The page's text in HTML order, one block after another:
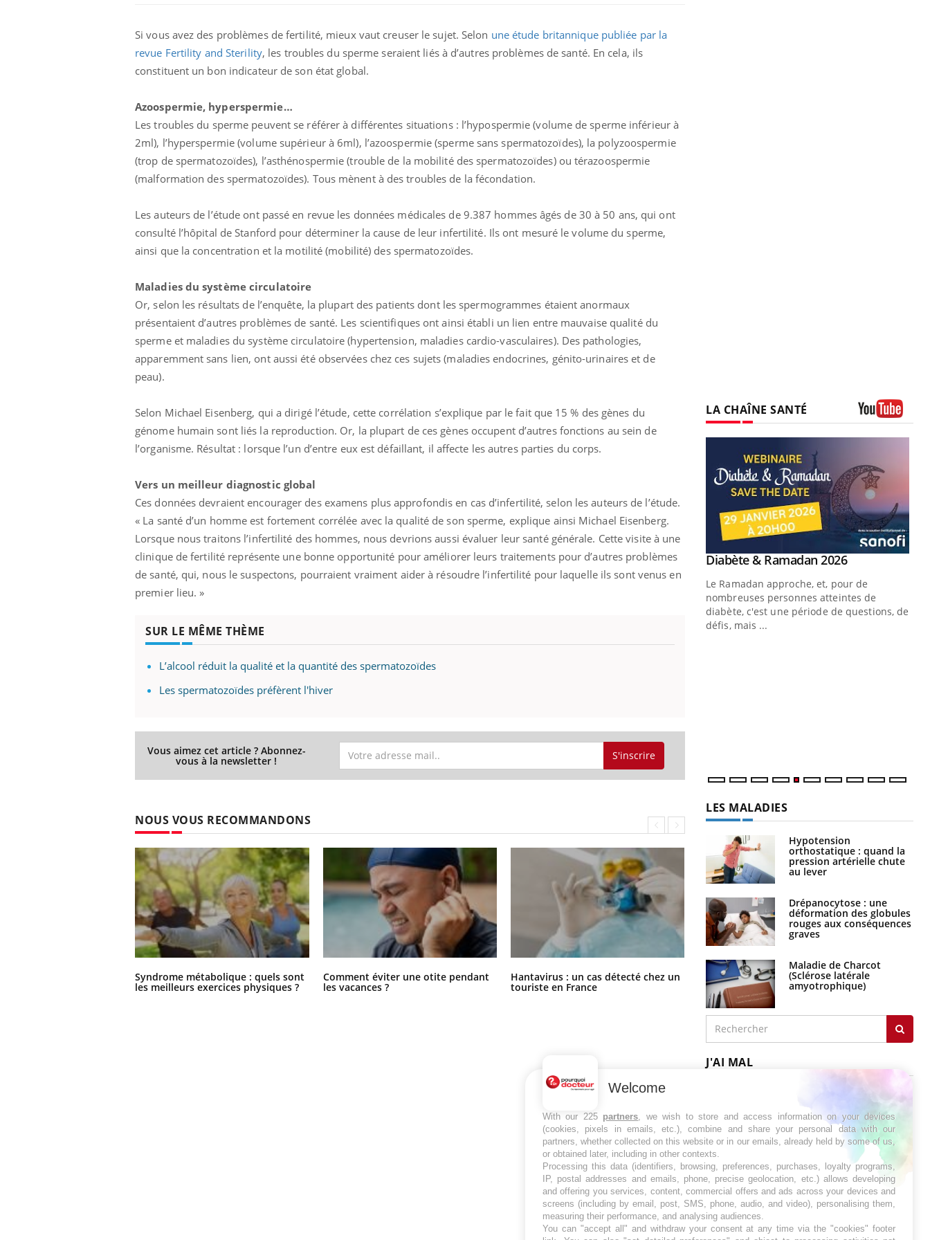
Si vous avez des problèmes de fertilité, mieux vaut creuser le sujet. Selon une étude britannique publiée par la
revue Fertility and Sterility, les troubles du sperme seraient liés à d’autres problèmes de santé. En cela, ils
constituent un bon indicateur de son état global.
Azoospermie, hyperspermie…
Les troubles du sperme peuvent se référer à différentes situations : l’hypospermie (volume de sperme inférieur à
2ml), l’hyperspermie (volume supérieur à 6ml), l’azoospermie (sperme sans spermatozoïdes), la polyzoospermie
(trop de spermatozoïdes), l’asthénospermie (trouble de la mobilité des spermatozoïdes) ou térazoospermie
(malformation des spermatozoïdes). Tous mènent à des troubles de la fécondation.
Les auteurs de l’étude ont passé en revue les données médicales de 9.387 hommes âgés de 30 à 50 ans, qui ont
consulté l’hôpital de Stanford pour déterminer la cause de leur infertilité. Ils ont mesuré le volume du sperme,
ainsi que la concentration et la motilité (mobilité) des spermatozoïdes.
Maladies du système circulatoire
Or, selon les résultats de l’enquête, la plupart des patients dont les spermogrammes étaient anormaux
présentaient d’autres problèmes de santé. Les scientifiques ont ainsi établi un lien entre mauvaise qualité du
sperme et maladies du système circulatoire (hypertension, maladies cardio-vasculaires). Des pathologies,
apparemment sans lien, ont aussi été observées chez ces sujets (maladies endocrines, génito-urinaires et de
peau).
Selon Michael Eisenberg, qui a dirigé l’étude, cette corrélation s’explique par le fait que 15 % des gènes du
génome humain sont liés la reproduction. Or, la plupart de ces gènes occupent d’autres fonctions au sein de
l’organisme. Résultat : lorsque l’un d’entre eux est défaillant, il affecte les autres parties du corps.
Vers un meilleur diagnostic global
Ces données devraient encourager des examens plus approfondis en cas d’infertilité, selon les auteurs de l’étude.
« La santé d’un homme est fortement corrélée avec la qualité de son sperme, explique ainsi Michael Eisenberg.
Lorsque nous traitons l’infertilité des hommes, nous devrions aussi évaluer leur santé générale. Cette visite à une
clinique de fertilité représente une bonne opportunité pour améliorer leurs traitements pour d’autres problèmes
de santé, qui, nous le suspectons, pourraient vraiment aider à résoudre l’infertilité pour laquelle ils sont venus en
premier lieu. »
SUR LE MÊME THÈME
L’alcool réduit la qualité et la quantité des spermatozoïdes
Les spermatozoïdes préfèrent l'hiver
Vous aimez cet article ? Abonnez-
vous à la newsletter ! S'inscrire
NOUS VOUS RECOMMANDONS
Syndrome métabolique : quels sont
les meilleurs exercices physiques ?
Comment éviter une otite pendant
les vacances ?
Hantavirus : un cas détecté chez un
touriste en France
Mortalité infantile : un rapport
s’interroge sur son taux élevé en
France
LA CHAÎNE SANTÉ
Insuline & Charge mentale : et si on
osait en parler??Youtube
En 2026, l'insuline dans le diabète de type 2
patients comme parfois chez les soignants.
Youtube
Eczéma Chronique des Mains : se
préparer pour l’été !Youtube
Youtube
Diabète & Ramadan 2026Youtube
Le Ramadan approche, et, pour de
nombreuses personnes atteintes de
diabète, c'est une période de questions, de
défis, mais ...
LES MALADIES
Hypotension
orthostatique : quand la
pression artérielle chute
au lever
Drépanocytose : une
déformation des globules
rouges aux conséquences
graves
Maladie de Charcot
(Sclérose latérale
amyotrophique)
J'AI MAL
Welcome
With our 225 partners, we wish to store and access information on your devices
(cookies, pixels in emails, etc.), combine and share your personal data with our
partners, whether collected on this website or in our emails, already held by some of us,
or obtained later, including in other contexts.
Processing this data (identifiers, browsing, preferences, purchases, loyalty programs,
IP, postal addresses and emails, phone, precise geolocation, etc.) allows developing
and offering you services, content, commercial offers and ads across your devices and
screens (including by email, post, SMS, phone, audio, and video), personalising them,
measuring their performance, and analysing audiences.
You can "accept all" and withdraw your consent at any time via the "cookies" footer